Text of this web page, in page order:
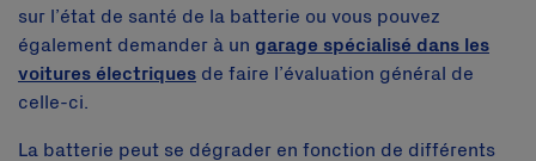
sur l’état de santé de la batterie ou vous pouvez
également demander à un garage spécialisé dans les
voitures électriques de faire l’évaluation général de
celle-ci.
La batterie peut se dégrader en fonction de différents